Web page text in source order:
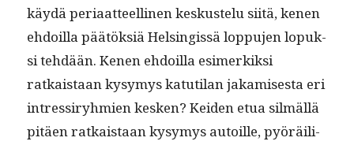
käy­dä peri­aat­teelli­nen keskustelu siitä, kenen
ehdoil­la päätök­siä Helsingis­sä lop­pu­jen lopuk­
si tehdään. Kenen ehdoil­la esimerkik­si
ratkaistaan kysymys katu­ti­lan jakamis­es­ta eri
intres­siryh­mien kesken? Kei­den etua silmäl­lä
pitäen ratkaistaan kysymys autoille, pyöräil­i­